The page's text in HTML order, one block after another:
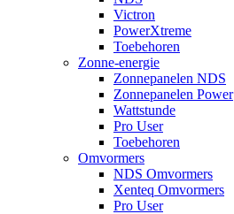
Victron
PowerXtreme
Toebehoren
Zonne-energie
Zonnepanelen NDS
Zonnepanelen Power
Wattstunde
Pro User
Toebehoren
Omvormers
NDS Omvormers
Xenteq Omvormers
Pro User